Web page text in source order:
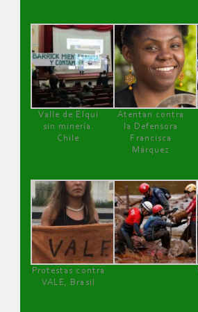
Valle de Elqui
sin minería.
Chile
Atentan contra
la Defensora
Francisca
Márquez
Protestas contra
VALE, Brasil